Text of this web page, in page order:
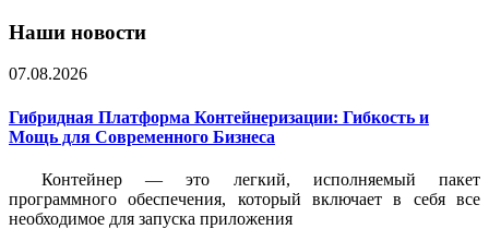
Наши новости
07.08.2026
Гибридная Платформа Контейнеризации: Гибкость и
Мощь для Современного Бизнеса
Контейнер — это легкий, исполняемый пакет
программного обеспечения, который включает в себя все
необходимое для запуска приложения